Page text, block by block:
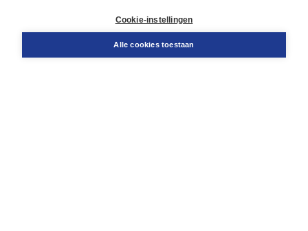
Cookie-instellingen
Alle cookies toestaan